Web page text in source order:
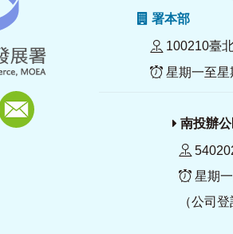
署本部
100210臺
星期一至星
南投辦
星期一
（公司